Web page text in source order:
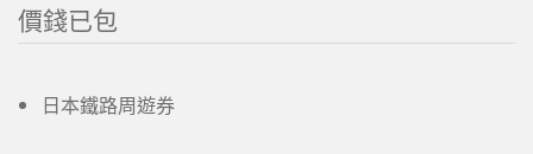
價錢已包
日本鐵路周遊券